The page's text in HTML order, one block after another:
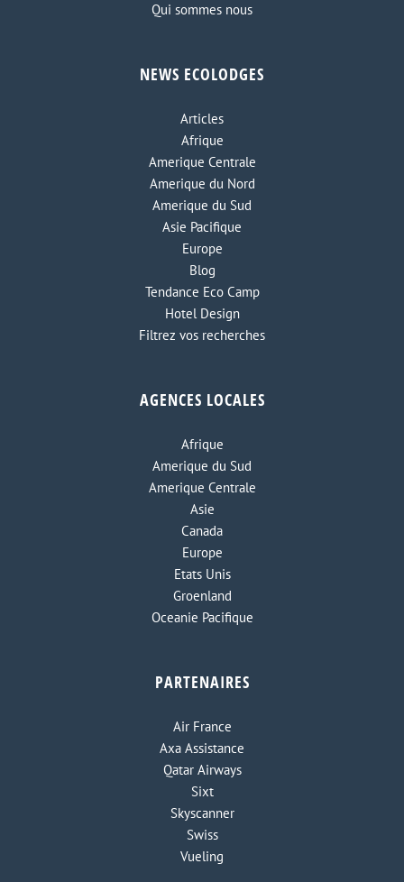
Qui sommes nous
NEWS ECOLODGES
Articles
Afrique
Amerique Centrale
Amerique du Nord
Amerique du Sud
Asie Pacifique
Europe
Blog
Tendance Eco Camp
Hotel Design
Filtrez vos recherches
AGENCES LOCALES
Afrique
Amerique du Sud
Amerique Centrale
Asie
Canada
Europe
Etats Unis
Groenland
Oceanie Pacifique
PARTENAIRES
Air France
Axa Assistance
Qatar Airways
Sixt
Skyscanner
Swiss
Vueling